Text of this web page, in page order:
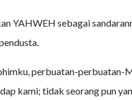
YAHWEH sebagai
perbuatan-perbuatan-
kami; tidak seorang pun